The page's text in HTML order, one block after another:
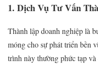
1. Dịch Vụ Tư Vấn
Thành lập doanh nghiệp là
móng cho sự phát triển bền
trình này thường phức tạp